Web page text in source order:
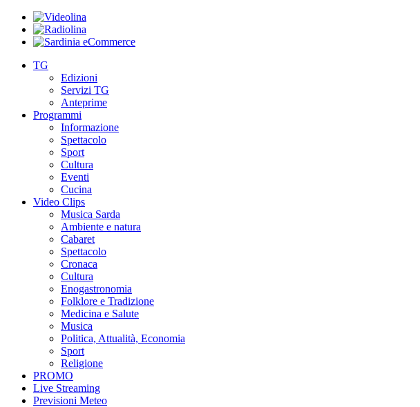
TG
Edizioni
Servizi TG
Anteprime
Programmi
Informazione
Spettacolo
Sport
Cultura
Eventi
Cucina
Video Clips
Musica Sarda
Ambiente e natura
Cabaret
Spettacolo
Cronaca
Cultura
Enogastronomia
Folklore e Tradizione
Medicina e Salute
Musica
Politica, Attualità, Economia
Sport
Religione
PROMO
Live Streaming
Previsioni Meteo